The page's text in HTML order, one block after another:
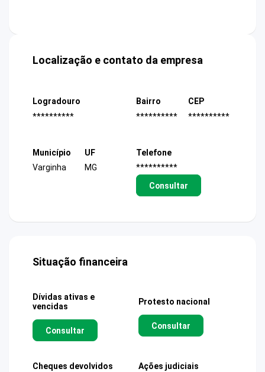
Localização e contato da empresa
Logradouro
**********
Bairro
**********
CEP
**********
Município
Varginha
UF
MG
Telefone
**********
Consultar
Situação financeira
Dívidas ativas e
vencidas
Consultar
Protesto nacional
Consultar
Cheques devolvidos Ações judiciais